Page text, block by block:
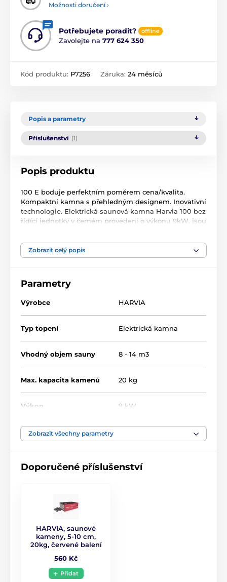
Možnosti doručení ›
Potřebujete poradit? offline
Zavolejte na 777 624 350
Kód produktu: P7256 Záruka: 24 měsíců
Popis a parametry
Příslušenství (1)
Popis produktu
100 E boduje perfektním poměrem cena/kvalita.
Kompaktní kamna s přehledným designem. Inovativní
technologie. Elektrická saunová kamna Harvia 100 bez
řídící jednotky v černém provedení o výkonu 9kW, jsou
nejsou součástí ceny. Snadná instalace.
Zobrazit celý popis
Parametry
Výrobce HARVIA
Typ topení Elektrická kamna
Vhodný objem sauny 8 - 14 m3
Max. kapacita kamenů 20 kg
Výkon 9 kW
Napájení
Zobrazit všechny parametry
Doporučené příslušenství
HARVIA, saunové
kameny, 5-10 cm,
20kg, červené balení
560 Kč
Přidat